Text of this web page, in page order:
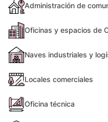
Administración de
Oficinas y espacios de
Naves industriales y
Locales comerciales
Oficina técnica